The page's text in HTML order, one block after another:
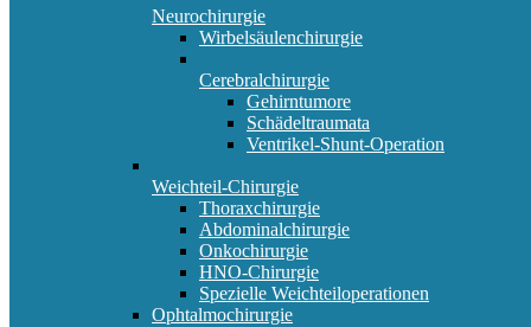
Neurochirurgie
Wirbelsäulenchirurgie
Cerebralchirurgie
Gehirntumore
Schädeltraumata
Ventrikel-Shunt-Operation
Weichteil-Chirurgie
Thoraxchirurgie
Abdominalchirurgie
Onkochirurgie
HNO-Chirurgie
Spezielle Weichteiloperationen
Ophtalmochirurgie